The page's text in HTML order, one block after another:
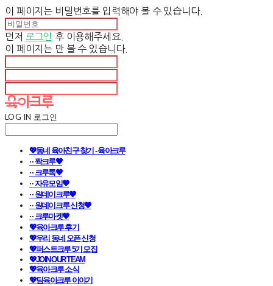
이 페이지는 비밀번호를 입력해야 볼 수 있습니다.
먼저 로그인 후 이용해주세요.
이 페이지는 만 볼 수 있습니다.
LOG IN 로그인
💖동네 육아친구 찾기 - 육아크루
· · 짝크루🧡
· · 크루톡🧡
· · 자유모임🧡
· · 원데이크루🧡
· · 원데이크루 신청🧡
· · 크루마켓🧡
💖육아크루 후기
💖우리 동네 오픈 신청
💖퍼스트크루 5기 모집
💖JOIN OUR TEAM
💖육아크루 소식
💖팀육아크루 이야기